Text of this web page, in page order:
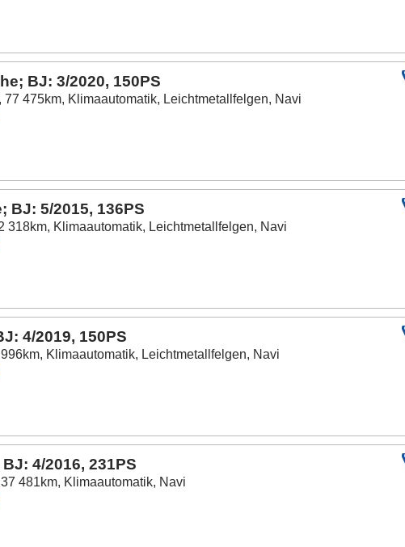
BJ: 3/2020, 150PS
77 475km, Klimaautomatik, Leichtmetallfelgen, Navi
BJ: 5/2015, 136PS
318km, Klimaautomatik, Leichtmetallfelgen, Navi
4/2019, 150PS
Klimaautomatik, Leichtmetallfelgen, Navi
4/2016, 231PS
481km, Klimaautomatik, Navi